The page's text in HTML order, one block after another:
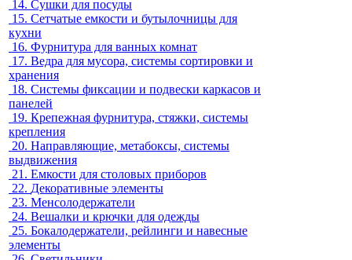
14. Сушки для посуды
15. Сетчатые емкости и бутылочницы для
кухни
16. Фурнитура для ванных комнат
17. Ведра для мусора, системы сортировки и
хранения
18. Системы фиксации и подвески каркасов и
панелей
19. Крепежная фурнитура, стяжки, системы
крепления
20. Направляющие, метабоксы, системы
выдвижения
21. Емкости для столовых приборов
22. Декоративные элементы
23. Менсолодержатели
24. Вешалки и крючки для одежды
25. Бокалодержатели, рейлинги и навесные
элементы